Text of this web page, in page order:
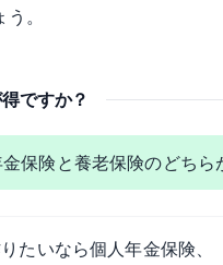
。
ですか？
保険と養老保険のどちら
たいなら個人年金保険、